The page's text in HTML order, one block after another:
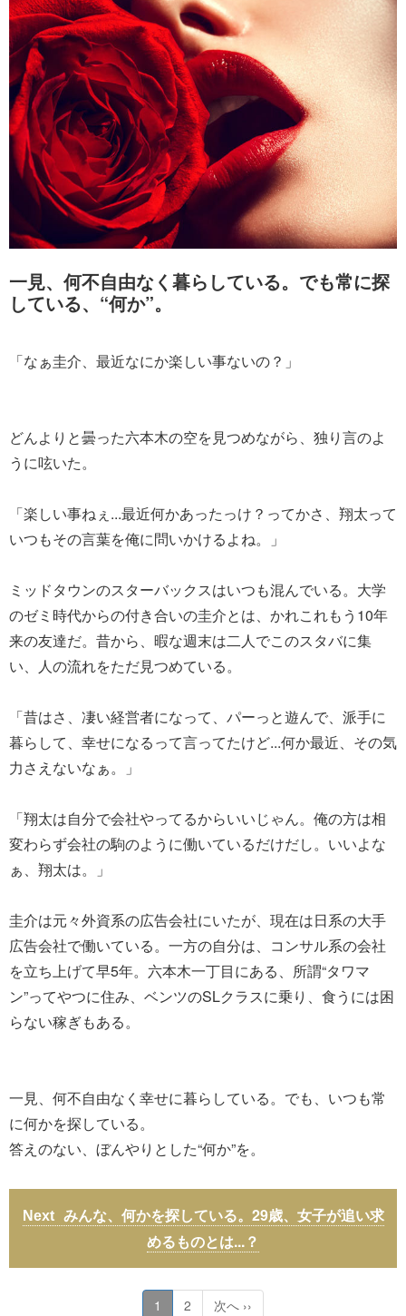
一見、何不自由なく暮らしている。でも常に探
している、“何か”。
「なぁ圭介、最近なにか楽しい事ないの？」
どんよりと曇った六本木の空を見つめながら、独り言のよ
うに呟いた。
「楽しい事ねぇ...最近何かあったっけ？ってかさ、翔太って
いつもその言葉を俺に問いかけるよね。」
ミッドタウンのスターバックスはいつも混んでいる。大学
のゼミ時代からの付き合いの圭介とは、かれこれもう10年
来の友達だ。昔から、暇な週末は二人でこのスタバに集
い、人の流れをただ見つめている。
「昔はさ、凄い経営者になって、パーっと遊んで、派手に
暮らして、幸せになるって言ってたけど...何か最近、その気
力さえないなぁ。」
「翔太は自分で会社やってるからいいじゃん。俺の方は相
変わらず会社の駒のように働いているだけだし。いいよな
ぁ、翔太は。」
圭介は元々外資系の広告会社にいたが、現在は日系の大手
広告会社で働いている。一方の自分は、コンサル系の会社
を立ち上げて早5年。六本木一丁目にある、所謂“タワマ
ン”ってやつに住み、ベンツのSLクラスに乗り、食うには困
らない稼ぎもある。
一見、何不自由なく幸せに暮らしている。でも、いつも常
に何かを探している。
答えのない、ぼんやりとした“何か”を。
みんな、何かを探している。29歳、女子が追い求
めるものとは...？
1 2 次へ ››